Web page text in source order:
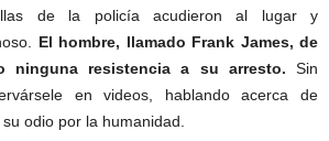
de la policía acudieron al lugar y
El hombre, llamado Frank James, de
ninguna resistencia a su arresto. Sin
en videos, hablando acerca de
odio por la humanidad.